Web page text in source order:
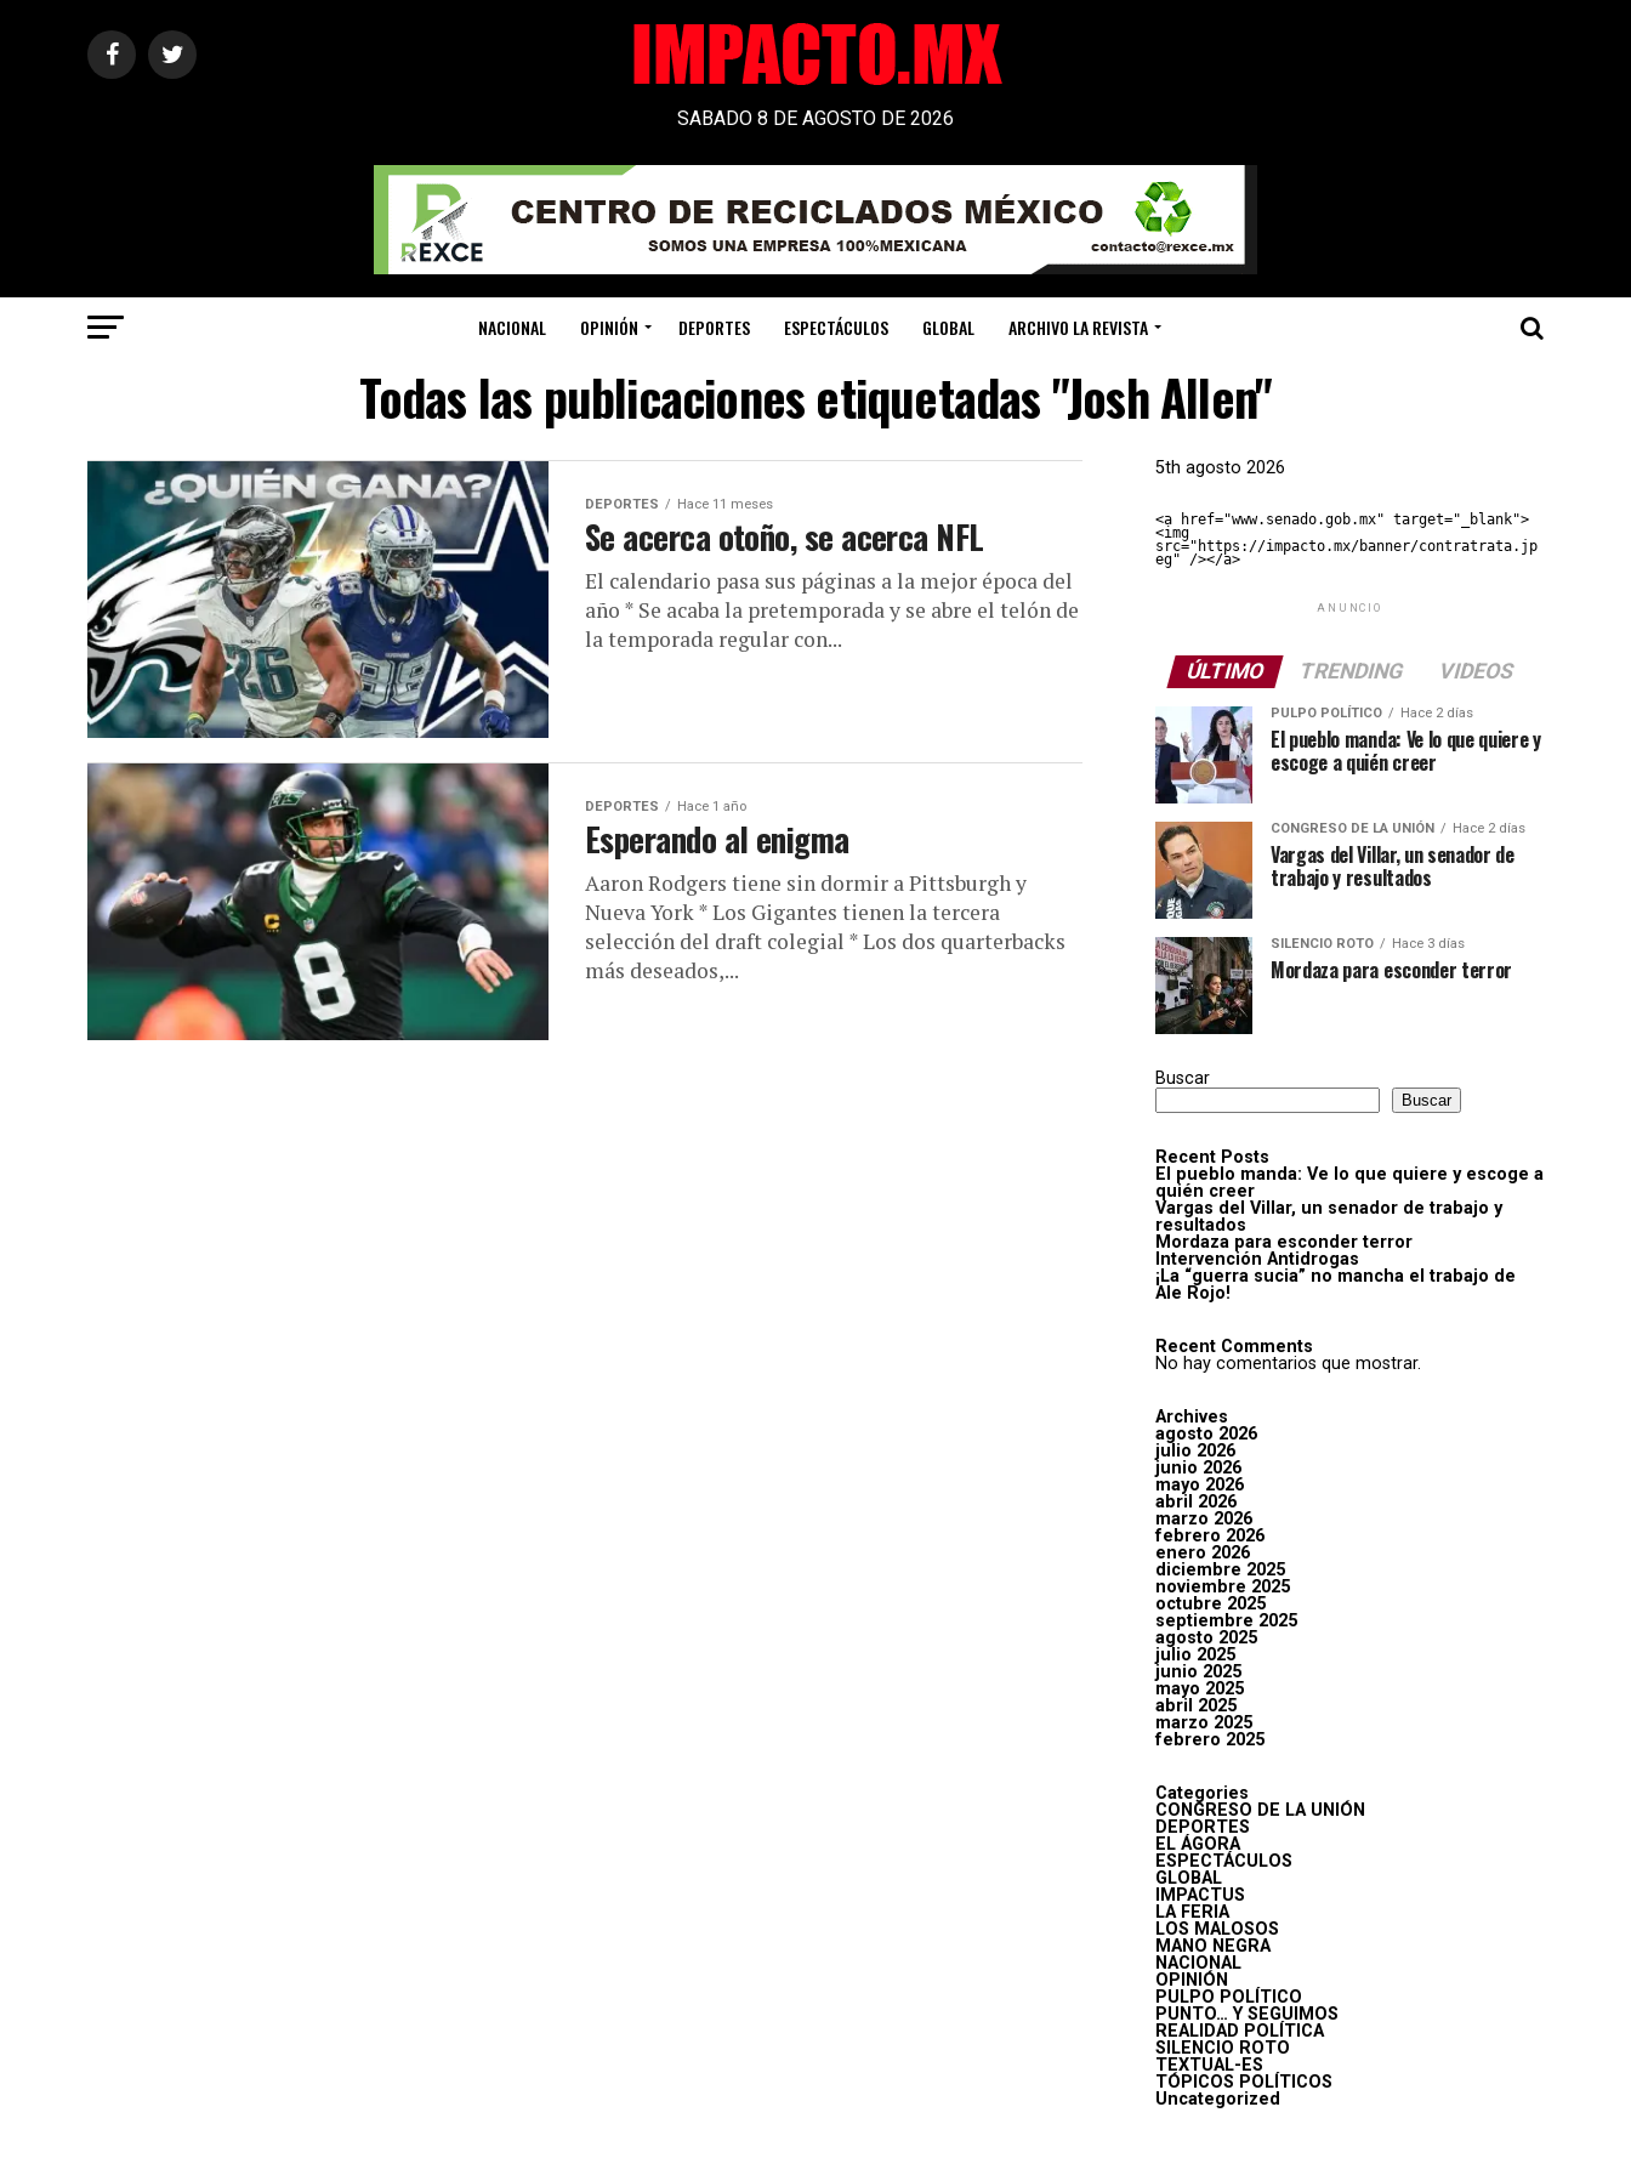
SABADO 8 DE AGOSTO DE 2026
NACIONAL OPINIÓN DEPORTES ESPECTÁCULOS GLOBAL ARCHIVO LA REVISTA
Todas las publicaciones etiquetadas "Josh Allen"
DEPORTES Hace 11 meses
Se acerca otoño, se acerca NFL
El calendario pasa sus páginas a la mejor época del
año * Se acaba la pretemporada y se abre el telón de
la temporada regular con...
DEPORTES Hace 1 año
Esperando al enigma
Aaron Rodgers tiene sin dormir a Pittsburgh y
Nueva York * Los Gigantes tienen la tercera
selección del draft colegial * Los dos quarterbacks
más deseados,...
5th agosto 2026
<a href="www.senado.gob.mx" target="_blank">
<img
src="https://impacto.mx/banner/contratrata.jp
eg" /></a>
ANUNCIO
ÚLTIMO TRENDING VIDEOS
PULPO POLÍTICO Hace 2 días
El pueblo manda: Ve lo que quiere y
escoge a quién creer
CONGRESO DE LA UNIÓN Hace 2 días
Vargas del Villar, un senador de
trabajo y resultados
SILENCIO ROTO Hace 3 días
Mordaza para esconder terror
Buscar
Buscar
Recent Posts
El pueblo manda: Ve lo que quiere y escoge a
quién creer
Vargas del Villar, un senador de trabajo y
resultados
Mordaza para esconder terror
Intervención Antidrogas
¡La “guerra sucia” no mancha el trabajo de
Ale Rojo!
Recent Comments
No hay comentarios que mostrar.
Archives
agosto 2026
julio 2026
junio 2026
mayo 2026
abril 2026
marzo 2026
febrero 2026
enero 2026
diciembre 2025
noviembre 2025
octubre 2025
septiembre 2025
agosto 2025
julio 2025
junio 2025
mayo 2025
abril 2025
marzo 2025
febrero 2025
Categories
CONGRESO DE LA UNIÓN
DEPORTES
EL ÁGORA
ESPECTÁCULOS
GLOBAL
IMPACTUS
LA FERIA
LOS MALOSOS
MANO NEGRA
NACIONAL
OPINIÓN
PULPO POLÍTICO
PUNTO… Y SEGUIMOS
REALIDAD POLÍTICA
SILENCIO ROTO
TEXTUAL-ES
TÓPICOS POLÍTICOS
Uncategorized